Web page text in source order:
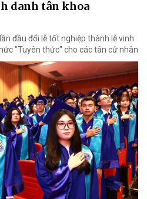
danh tân khoa
đầu đổi lễ tốt nghiệp thành lễ vinh
"Tuyên thức" cho các tân cử nhân